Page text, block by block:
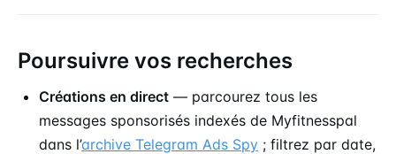
Poursuivre vos recherches
Créations en direct — parcourez tous les
messages sponsorisés indexés de Myfitnesspal
dans l’archive Telegram Ads Spy ; filtrez par date,